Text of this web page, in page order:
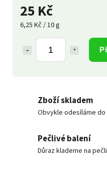
25 Kč
6,25 Kč / 10 g
Zboží skladem
Obvykle odesíláme do
Pečlivé balení
Důraz klademe na